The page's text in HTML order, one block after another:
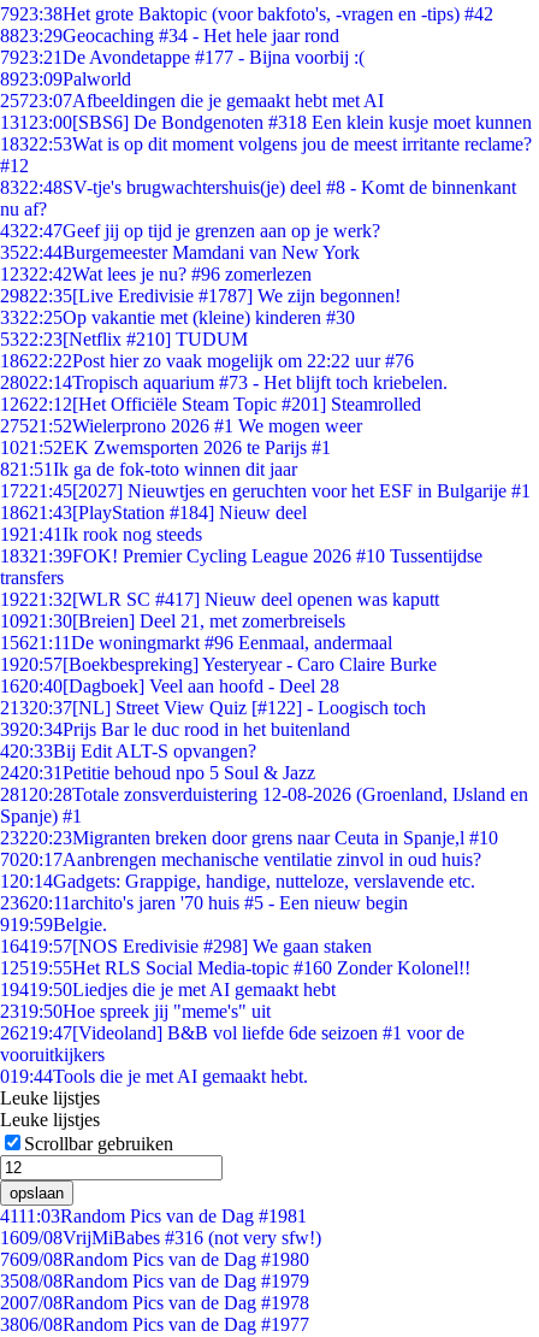
7923:38Het grote Baktopic (voor bakfoto's, -vragen en -tips) #42
8823:29Geocaching #34 - Het hele jaar rond
7923:21De Avondetappe #177 - Bijna voorbij :(
8923:09Palworld
25723:07Afbeeldingen die je gemaakt hebt met AI
131 23:00[SBS6] De Bondgenoten #318 Een klein kusje moet kunnen
18322:53Wat is op dit moment volgens jou de meest irritante reclame?
#12
8322:48SV-tje's brugwachtershuis(je) deel #8 - Komt de binnenkant
nu af?
4322:47Geef jij op tijd je grenzen aan op je werk?
3522:44Burgemeester Mamdani van New York
12322:42Wat lees je nu? #96 zomerlezen
29822:35[Live Eredivisie #1787] We zijn begonnen!
3322:25Op vakantie met (kleine) kinderen #30
5322:23[Netflix #210] TUDUM
18622:22Post hier zo vaak mogelijk om 22:22 uur #76
28022:14Tropisch aquarium #73 - Het blijft toch kriebelen.
12622:12[Het Officiële Steam Topic #201] Steamrolled
27521:52Wielerprono 2026 #1 We mogen weer
1021:52EK Zwemsporten 2026 te Parijs #1
821:51Ik ga de fok-toto winnen dit jaar
17221:45[2027] Nieuwtjes en geruchten voor het ESF in Bulgarije #1
18621:43[PlayStation #184] Nieuw deel
1921:41Ik rook nog steeds
18321:39FOK! Premier Cycling League 2026 #10 Tussentijdse
transfers
19221:32[WLR SC #417] Nieuw deel openen was kaputt
10921:30[Breien] Deel 21, met zomerbreisels
15621:11De woningmarkt #96 Eenmaal, andermaal
1920:57[Boekbespreking] Yesteryear - Caro Claire Burke
1620:40[Dagboek] Veel aan hoofd - Deel 28
21320:37[NL] Street View Quiz [#122] - Loogisch toch
3920:34Prijs Bar le duc rood in het buitenland
420:33Bij Edit ALT-S opvangen?
2420:31Petitie behoud npo 5 Soul & Jazz
281 20:28Totale zonsverduistering 12-08-2026 (Groenland, IJsland en
Spanje) #1
23220:23Migranten breken door grens naar Ceuta in Spanje,l #10
7020:17Aanbrengen mechanische ventilatie zinvol in oud huis?
1 20:14Gadgets: Grappige, handige, nutteloze, verslavende etc.
23620:11archito's jaren '70 huis #5 - Een nieuw begin
919:59Belgie.
16419:57[NOS Eredivisie #298] We gaan staken
12519:55Het RLS Social Media-topic #160 Zonder Kolonel!!
19419:50Liedjes die je met AI gemaakt hebt
2319:50Hoe spreek jij "meme's" uit
26219:47[Videoland] B&B vol liefde 6de seizoen #1 voor de
vooruitkijkers
019:44Tools die je met AI gemaakt hebt.
Leuke lijstjes
Leuke lijstjes
Scrollbar gebruiken
opslaan
4111:03Random Pics van de Dag #1981
1609/08VrijMiBabes #316 (not very sfw!)
7609/08Random Pics van de Dag #1980
3508/08Random Pics van de Dag #1979
2007/08Random Pics van de Dag #1978
3806/08Random Pics van de Dag #1977